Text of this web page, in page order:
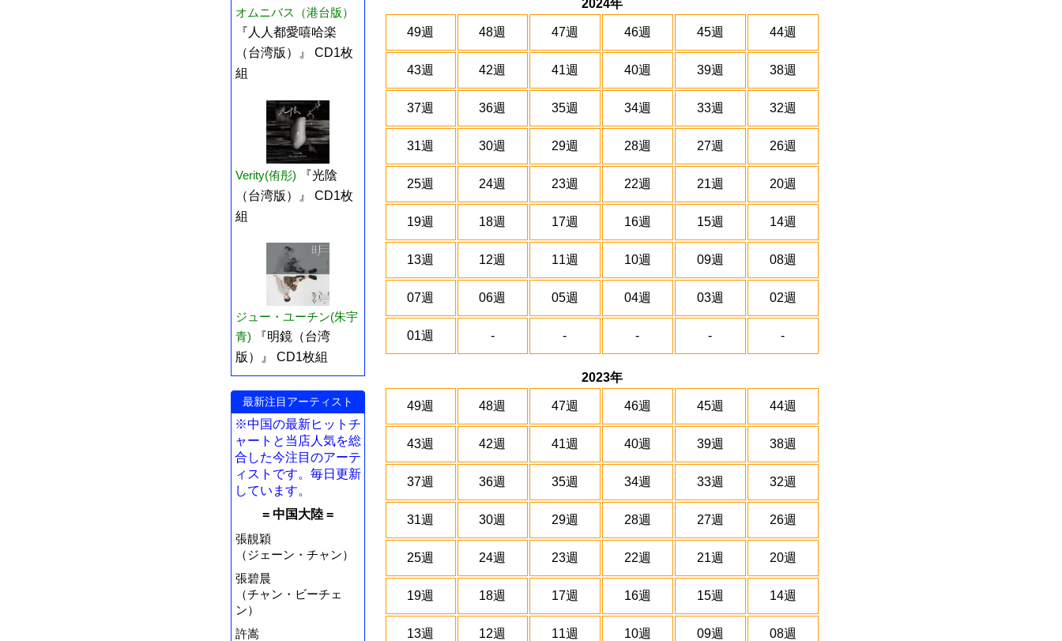
オムニバス（港台版）
『人人都愛嘻哈楽
（台湾版）』 CD1枚
組
Verity(侑彤)
『光陰
（台湾版）』 CD1枚
組
ジュー・ユーチン(朱宇
青)
『明鏡（台湾
版）』 CD1枚組
最新注目アーティスト
※中国の最新ヒットチ
ャートと当店人気を総
合した今注目のアーテ
ィストです。毎日更新
しています。
= 中国大陸 =
張靚穎
（ジェーン・チャン）
張碧晨
（チャン・ビーチェ
ン）
許嵩
2024年
49週 48週 47週 46週 45週 44週
43週 42週 41週 40週 39週 38週
37週 36週 35週 34週 33週 32週
31週 30週 29週 28週 27週 26週
25週 24週 23週 22週 21週 20週
19週 18週 17週 16週 15週 14週
13週 12週 11週 10週 09週 08週
07週 06週 05週 04週 03週 02週
01週 - - - - -
2023年
49週 48週 47週 46週 45週 44週
43週 42週 41週 40週 39週 38週
37週 36週 35週 34週 33週 32週
31週 30週 29週 28週 27週 26週
25週 24週 23週 22週 21週 20週
19週 18週 17週 16週 15週 14週
13週 12週 11週 10週 09週 08週